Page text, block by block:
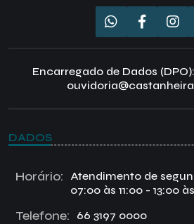
Encarregado de Dados
DADOS
Horário:
Atendimento de
07:00 às 11:00 - 13:00
Telefone: 66 3197 0000